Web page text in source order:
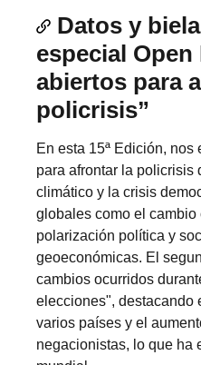
Datos y
especial Open
abiertos para
policrisis”
En esta 15ª Edición,
para afrontar la policrisis
climático y la crisis
globales como el
polarización política y
geoeconómicas. El
cambios ocurridos
elecciones", destacando
varios países y el
negacionistas, lo que ha